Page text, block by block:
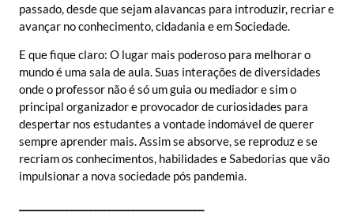
passado, desde que sejam alavancas para introduzir, recriar e
avançar no conhecimento, cidadania e em Sociedade.
E que fique claro: O lugar mais poderoso para melhorar o
mundo é uma sala de aula. Suas interações de diversidades
onde o professor não é só um guia ou mediador e sim o
principal organizador e provocador de curiosidades para
despertar nos estudantes a vontade indomável de querer
sempre aprender mais. Assim se absorve, se reproduz e se
recriam os conhecimentos, habilidades e Sabedorias que vão
impulsionar a nova sociedade pós pandemia.